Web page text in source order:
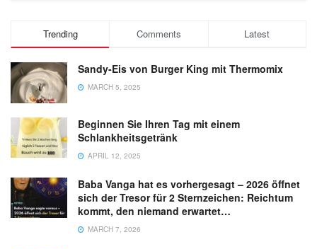
Trending Comments Latest
Sandy-Eis von Burger King mit Thermomix
MARCH 5, 2025
Beginnen Sie Ihren Tag mit einem
Schlankheitsgetränk
APRIL 12, 2025
Baba Vanga hat es vorhergesagt – 2026 öffnet
sich der Tresor für 2 Sternzeichen: Reichtum
kommt, den niemand erwartet…
MARCH 7, 2026